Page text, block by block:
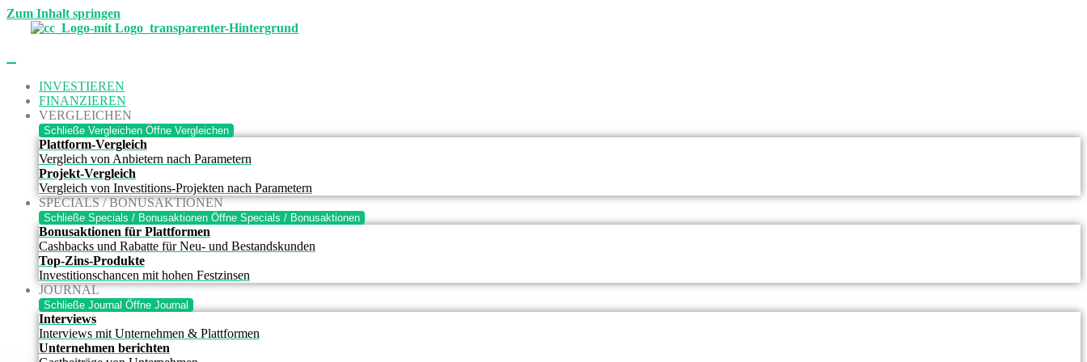
Zum Inhalt springen
INVESTIEREN
FINANZIEREN
VERGLEICHEN
Schließe Vergleichen Öffne Vergleichen
Plattform-Vergleich
Vergleich von Anbietern nach Parametern
Projekt-Vergleich
Vergleich von Investitions-Projekten nach Parametern
SPECIALS / BONUSAKTIONEN
Schließe Specials / Bonusaktionen Öffne Specials / Bonusaktionen
Bonusaktionen für Plattformen
Cashbacks und Rabatte für Neu- und Bestandskunden
Top-Zins-Produkte
Investitionschancen mit hohen Festzinsen
JOURNAL
Schließe Journal Öffne Journal
Interviews
Interviews mit Unternehmen & Plattformen
Unternehmen berichten